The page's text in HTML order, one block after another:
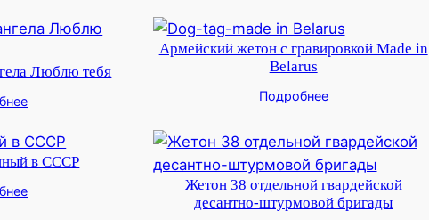
Люблю тебя
Армейский жетон с гравировкой Made in
Belarus
Подробнее
в СССР
Жетон 38 отдельной гвардейской
десантно-штурмовой бригады